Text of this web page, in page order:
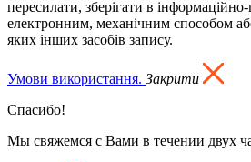
пересилати, зберігати в
електронним, механічним способом
яких інших засобів запису.
Умови використання. Закрити
Спасибо!
Мы свяжемся с Вами в течении двух